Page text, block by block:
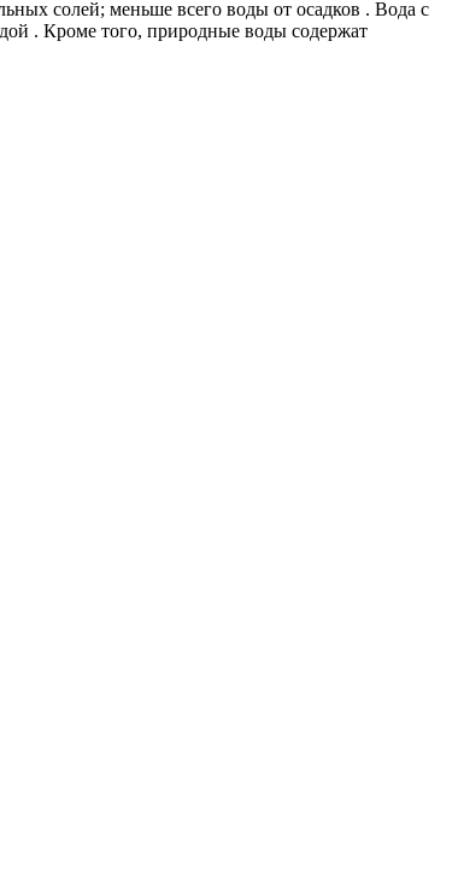
солей; меньше всего воды от осадков . Вода с
. Кроме того, природные воды содержат